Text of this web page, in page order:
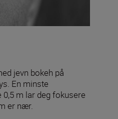
jevn bokeh på
En minste
m lar deg fokusere
er nær.